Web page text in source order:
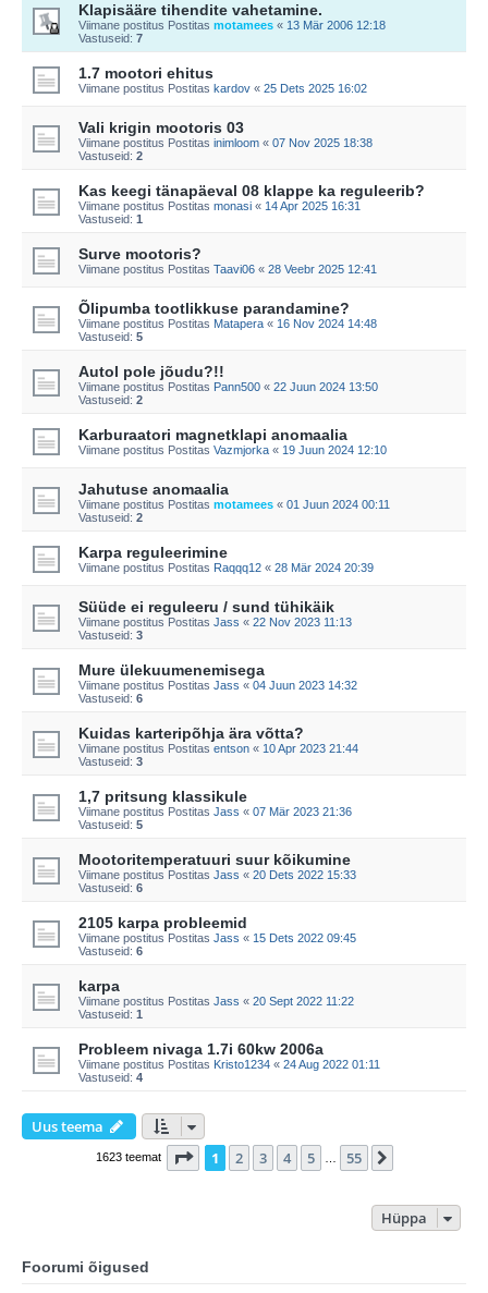
Klapisääre tihendite vahetamine.
Viimane postitus Postitas motamees « 13 Mär 2006 12:18
Vastuseid: 7
1.7 mootori ehitus
Viimane postitus Postitas kardov « 25 Dets 2025 16:02
Vali krigin mootoris 03
Viimane postitus Postitas inimloom « 07 Nov 2025 18:38
Vastuseid: 2
Kas keegi tänapäeval 08 klappe ka reguleerib?
Viimane postitus Postitas monasi « 14 Apr 2025 16:31
Vastuseid: 1
Surve mootoris?
Viimane postitus Postitas Taavi06 « 28 Veebr 2025 12:41
Õlipumba tootlikkuse parandamine?
Viimane postitus Postitas Matapera « 16 Nov 2024 14:48
Vastuseid: 5
Autol pole jõudu?!!
Viimane postitus Postitas Pann500 « 22 Juun 2024 13:50
Vastuseid: 2
Karburaatori magnetklapi anomaalia
Viimane postitus Postitas Vazmjorka « 19 Juun 2024 12:10
Jahutuse anomaalia
Viimane postitus Postitas motamees « 01 Juun 2024 00:11
Vastuseid: 2
Karpa reguleerimine
Viimane postitus Postitas Raqqq12 « 28 Mär 2024 20:39
Süüde ei reguleeru / sund tühikäik
Viimane postitus Postitas Jass « 22 Nov 2023 11:13
Vastuseid: 3
Mure ülekuumenemisega
Viimane postitus Postitas Jass « 04 Juun 2023 14:32
Vastuseid: 6
Kuidas karteripõhja ära võtta?
Viimane postitus Postitas entson « 10 Apr 2023 21:44
Vastuseid: 3
1,7 pritsung klassikule
Viimane postitus Postitas Jass « 07 Mär 2023 21:36
Vastuseid: 5
Mootoritemperatuuri suur kõikumine
Viimane postitus Postitas Jass « 20 Dets 2022 15:33
Vastuseid: 6
2105 karpa probleemid
Viimane postitus Postitas Jass « 15 Dets 2022 09:45
Vastuseid: 6
karpa
Viimane postitus Postitas Jass « 20 Sept 2022 11:22
Vastuseid: 1
Probleem nivaga 1.7i 60kw 2006a
Viimane postitus Postitas Kristo1234 « 24 Aug 2022 01:11
Vastuseid: 4
Uus teema
1623 teemat 1 . leht55 -st
1 2 3 4 5 55
Hüppa
Foorumi õigused